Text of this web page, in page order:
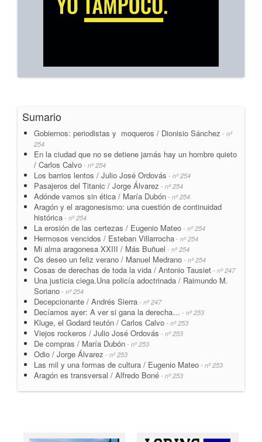
Sumario
Gobiernos: periodistas y moqueros / Dionisio Sánchez - nº
254
En la ciudad que no se detiene jamás hay un hombre quieto
/ Carlos Calvo - nº 254
Los barrios lentos / Julio José Ordovás - nº 254
Pasajeros del Titanic / Jorge Álvarez - nº 254
Adónde vamos sin ética / María Dubón - nº 254
Aragón y el aragonesismo: una cuestión de continuidad
histórica - nº 254
La erosión de las certezas / Eugenio Mateo - nº 254
Hermosos vencidos / Esteban Villarrocha - nº 254
Mi alma aragonesa XXIII / Más Buñuel - nº 254
Os deseo un feliz verano / Manuel Medrano - nº 254
Cosas de derechas de toda la vida / Antonio Tausiet - nº 247
Una justicia ciega.Una policía adoctrinada / Raimundo M.
Soriano - nº 254
Decepcionante / Andrés Sierra - nº 247
Decíamos ayer: A ver si gana la derecha… - nº 253
Kluge, el Godard teutón / Carlos Calvo - nº 253
Viejos rockeros / Julio José Ordovás - nº 253
De compras / María Dubón - nº 253
Odio / Jorge Álvarez - nº 253
Las mil y una formas de cultura / Eugenio Mateo - nº 253
Aragón es transversal / Alfredo Boné - nº 253